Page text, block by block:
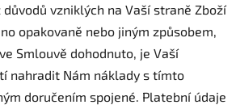
důvodů vzniklých na Vaší straně Zboží
opakovaně nebo jiným způsobem,
Smlouvě dohodnuto, je Vaší
nahradit Nám náklady s tímto
doručením spojené. Platební údaje